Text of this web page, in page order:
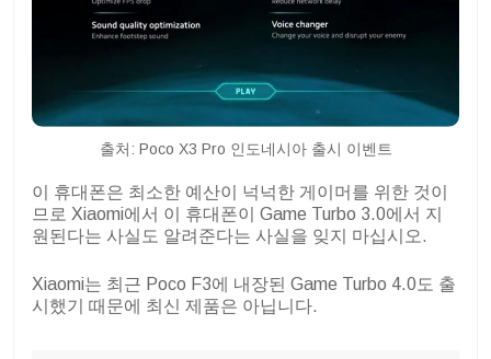
출처: Poco X3 Pro 인도네시아 출시 이벤트
이 휴대폰은 최소한 예산이 넉넉한 게이머를 위한 것이
므로 Xiaomi에서 이 휴대폰이 Game Turbo 3.0에서 지
원된다는 사실도 알려준다는 사실을 잊지 마십시오.
Xiaomi는 최근 Poco F3에 내장된 Game Turbo 4.0도 출
시했기 때문에 최신 제품은 아닙니다.